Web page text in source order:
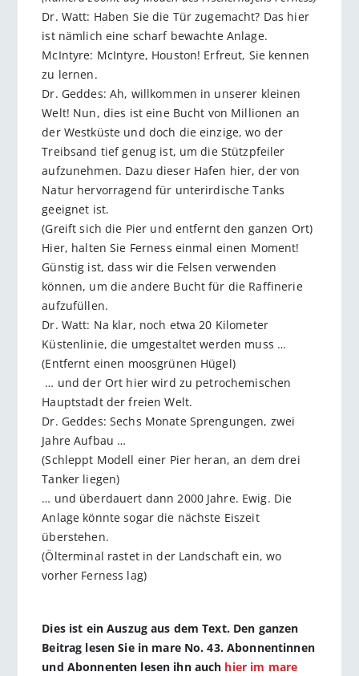
Dr. Watt: Haben Sie die Tür zugemacht? Das hier
ist nämlich eine scharf bewachte Anlage.
McIntyre: McIntyre, Houston! Erfreut, Sie kennen
zu lernen.
Dr. Geddes: Ah, willkommen in unserer kleinen
Welt! Nun, dies ist eine Bucht von Millionen an
der Westküste und doch die einzige, wo der
Treibsand tief genug ist, um die Stützpfeiler
aufzunehmen. Dazu dieser Hafen hier, der von
Natur hervorragend für unterirdische Tanks
geeignet ist.
(Greift sich die Pier und entfernt den ganzen Ort)
Hier, halten Sie Ferness einmal einen Moment!
Günstig ist, dass wir die Felsen verwenden
können, um die andere Bucht für die Raffinerie
aufzufüllen.
Dr. Watt: Na klar, noch etwa 20 Kilometer
Küstenlinie, die umgestaltet werden muss …
(Entfernt einen moosgrünen Hügel)
… und der Ort hier wird zu petrochemischen
Hauptstadt der freien Welt.
Dr. Geddes: Sechs Monate Sprengungen, zwei
Jahre Aufbau …
(Schleppt Modell einer Pier heran, an dem drei
Tanker liegen)
… und überdauert dann 2000 Jahre. Ewig. Die
Anlage könnte sogar die nächste Eiszeit
überstehen.
(Ölterminal rastet in der Landschaft ein, wo
vorher Ferness lag)
Dies ist ein Auszug aus dem Text. Den ganzen
Beitrag lesen Sie in mare No. 43. Abonnentinnen
und Abonnenten lesen ihn auch hier im mare